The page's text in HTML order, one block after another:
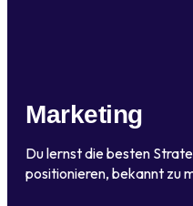
Marketing
Du lernst die besten
positionieren, bekannt zu